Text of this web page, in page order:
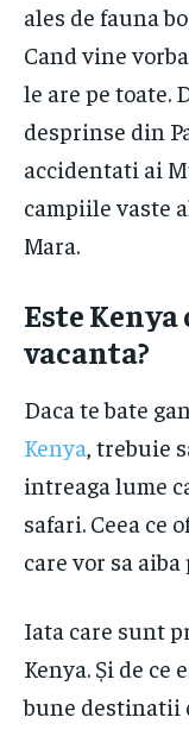
ales de fauna
Cand vine
le are pe toate.
desprinse din
accidentati ai
campiile vaste
Mara.
​Este
vacanta?
Daca te bate
Kenya, trebuie
intreaga lume
safari. Ceea ce
care vor sa
Iata care sunt
Kenya. Și de ce
bune destinatii